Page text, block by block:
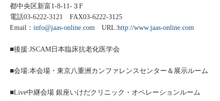
都中央区新富1-8-11-３F
電話03-6222-3121 FAX03-6222-3125
Email： info@jaas-online.com URL:http://www.jaas-online.com
■後援:JSCAM日本臨床抗老化医学会
■会場:本会場・東京八重洲カンファレンスセンター＆展示ルーム
■Live中継会場 銀座いけだクリニック・オペレーションルーム